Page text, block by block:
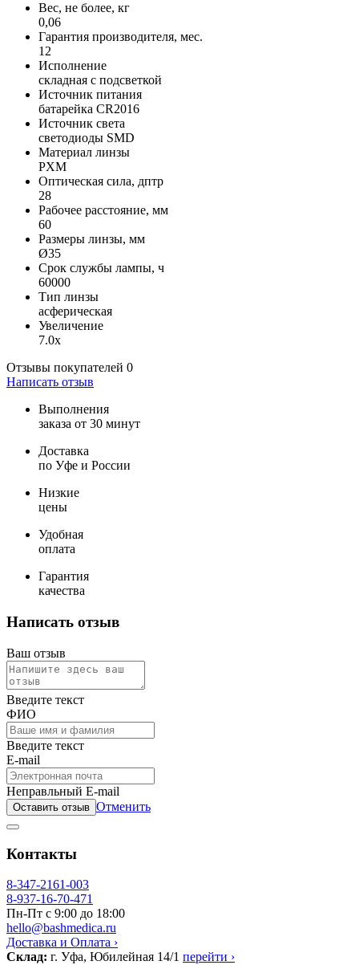
Вес, не более, кг
0,06
Гарантия производителя, мес.
12
Исполнение
складная с подсветкой
Источник питания
батарейка CR2016
Источник света
светодиоды SMD
Материал линзы
PXM
Оптическая сила, дптр
28
Рабочее расстояние, мм
60
Размеры линзы, мм
Ø35
Срок службы лампы, ч
60000
Тип линзы
асферическая
Увеличение
7.0x
Отзывы покупателей 0
Написать отзыв
Выполнения
заказа от 30 минут
Доставка
по Уфе и России
Низкие
цены
Удобная
оплата
Гарантия
качества
Написать отзыв
Ваш отзыв
Введите текст
ФИО
Введите текст
E-mail
Неправльный E-mail
Оставить отзыв Отменить
Контакты
8-347-2161-003
8-937-16-70-471
Пн-Пт с 9:00 до 18:00
hello@bashmedica.ru
Доставка и Оплата ›
Склад: г. Уфа, Юбилейная 14/1 перейти ›